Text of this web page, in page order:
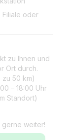
Filiale oder
zu Ihnen und
Ort durch.
50 km)
– 18:00 Uhr
Standort)
gerne weiter!